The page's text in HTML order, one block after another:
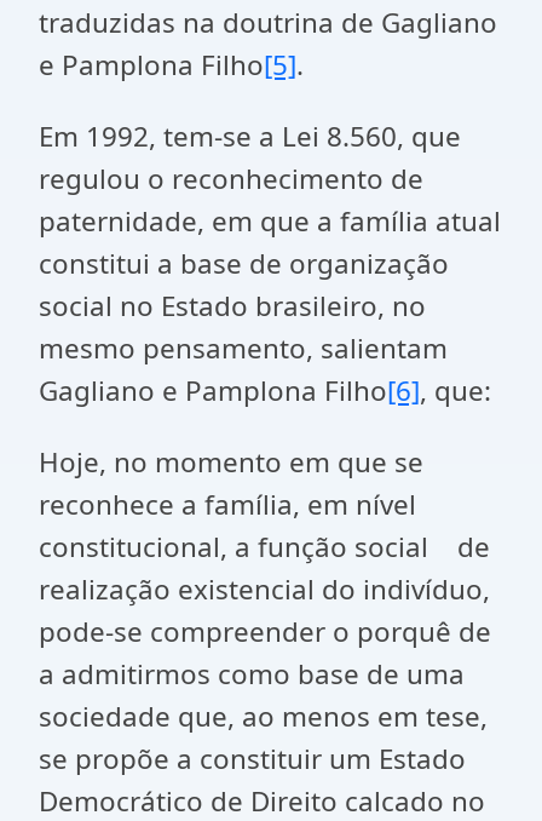
traduzidas na doutrina de Gagliano
e Pamplona Filho[5].
Em 1992, tem-se a Lei 8.560, que
regulou o reconhecimento de
paternidade, em que a família atual
constitui a base de organização
social no Estado brasileiro, no
mesmo pensamento, salientam
Gagliano e Pamplona Filho[6], que:
Hoje, no momento em que se
reconhece a família, em nível
constitucional, a função social de
realização existencial do indivíduo,
pode-se compreender o porquê de
a admitirmos como base de uma
sociedade que, ao menos em tese,
se propõe a constituir um Estado
Democrático de Direito calcado no